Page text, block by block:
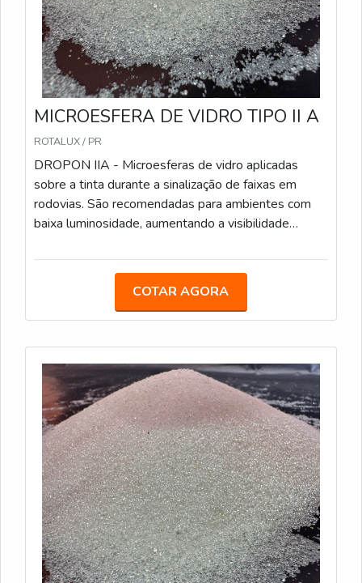
misturadas à tinta antes da aplicação; Sacos de 25
kg; Conformidade: Atende às especificações da
Norma ABNT NBR 16184:2021.
MICROESFERA DE VIDRO TIPO II A
ROTALUX / PR
DROPON IIA - Microesferas de vidro aplicadas
sobre a tinta durante a sinalização de faixas em
rodovias. São recomendadas para ambientes com
baixa luminosidade, aumentando a visibilidade
Aplicação: Aspersão, durante o processo de pintura;
especificações da Norma ABNT NBR 16184:2021.
DROPON IIC - Este tipo de microesfera é ideal para
Oferecem alta retroreflexão e são resistentes ao
desgaste. Caracteristicas Técnicas: Similar ao Tipo II-
A, com microesferas um pouco maiores; Sacos de
25 kg; Conformidade: Atende às especificações da
Norma ABNT NBR 16184:2021. PREMIX IB -
Microesferas pré-misturadas com a tinta durante o
processo de fabricação, garantindo uniformidade na
aplicação. São recomendadas para sinalizações que
precisam de alta durabilidade e visibilidade.
Características Técnicas: Método de Aplicação: Pré-
misturadas à tinta antes da aplicação; Sacos de 25
kg; Conformidade: Atende às especificações da
COTAR AGORA